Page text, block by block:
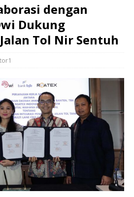
dengan
Dukung
Tol Nir Sentuh